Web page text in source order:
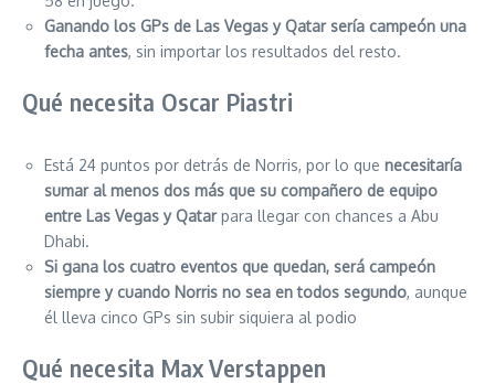
Ganando los GPs de Las Vegas y Qatar sería campeón una
fecha antes, sin importar los resultados del resto.
Qué necesita Oscar Piastri
Está 24 puntos por detrás de Norris, por lo que necesitaría
sumar al menos dos más que su compañero de equipo
entre Las Vegas y Qatarpara llegar con chances a Abu
Dhabi.
Si gana los cuatro eventos que quedan, será campeón
siempre y cuando Norris no sea en todos segundo, aunque
él lleva cinco GPs sin subir siquiera al podio
Qué necesita Max Verstappen